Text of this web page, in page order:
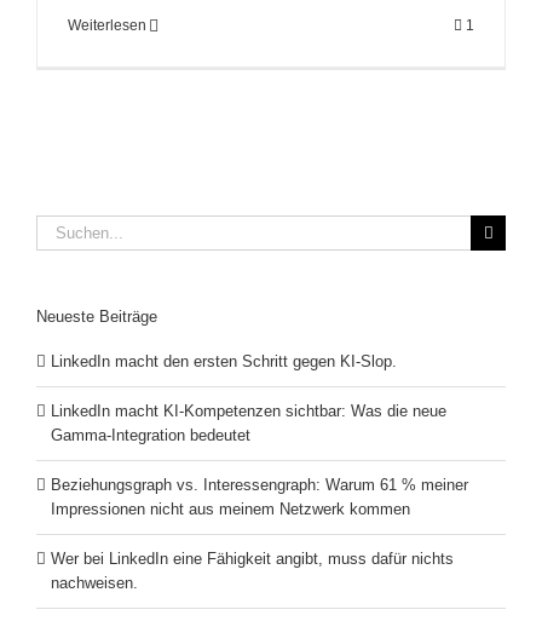
Weiterlesen 1
Suche
nach:
Neueste Beiträge
LinkedIn macht den ersten Schritt gegen KI-Slop.
LinkedIn macht KI-Kompetenzen sichtbar: Was die neue
Gamma-Integration bedeutet
Beziehungsgraph vs. Interessengraph: Warum 61 % meiner
Impressionen nicht aus meinem Netzwerk kommen
Wer bei LinkedIn eine Fähigkeit angibt, muss dafür nichts
nachweisen.